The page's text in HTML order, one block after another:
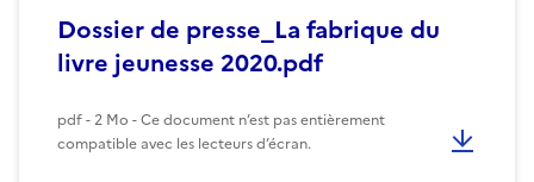
Dossier de presse_La fabrique du
livre jeunesse 2020.pdf
pdf - 2 Mo - Ce document n’est pas entièrement
compatible avec les lecteurs d’écran.